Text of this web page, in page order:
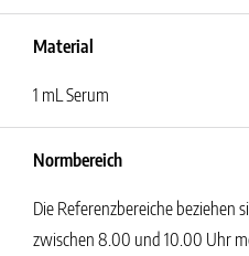
Material
1 mL Serum
Normbereich
Die Referenzbereiche beziehen
zwischen 8.00 und 10.00 Uhr